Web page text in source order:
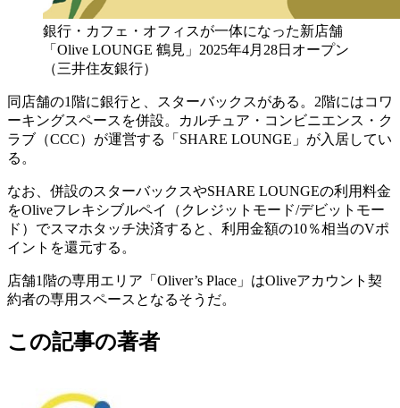
銀行・カフェ・オフィスが一体になった新店舗
「Olive LOUNGE 鶴見」2025年4月28日オープン
（三井住友銀行）
同店舗の1階に銀行と、スターバックスがある。2階にはコワ
ーキングスペースを併設。カルチュア・コンビニエンス・ク
ラブ（CCC）が運営する「SHARE LOUNGE」が入居してい
る。
なお、併設のスターバックスやSHARE LOUNGEの利用料金
をOliveフレキシブルペイ（クレジットモード/デビットモー
ド）でスマホタッチ決済すると、利用金額の10％相当のVポ
イントを還元する。
店舗1階の専用エリア「Oliver’s Place」はOliveアカウント契
約者の専用スペースとなるそうだ。
この記事の著者